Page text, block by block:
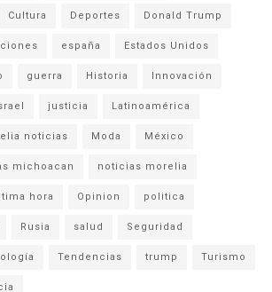
Cultura Deportes Donald Trump
españa Estados Unidos
guerra Historia Innovación
justicia Latinoamérica
noticias Moda México
michoacan noticias morelia
hora Opinion politica
Rusia salud Seguridad
Tendencias trump Turismo